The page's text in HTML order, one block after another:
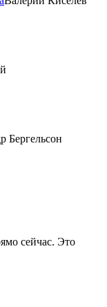
Бергельсон
сейчас. Это